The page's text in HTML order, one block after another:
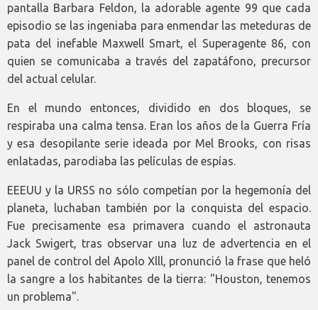
pantalla Barbara Feldon, la adorable agente 99 que cada
episodio se las ingeniaba para enmendar las meteduras de
pata del inefable Maxwell Smart, el Superagente 86, con
quien se comunicaba a través del zapatáfono, precursor
del actual celular.
En el mundo entonces, dividido en dos bloques, se
respiraba una calma tensa. Eran los años de la Guerra Fría
y esa desopilante serie ideada por Mel Brooks, con risas
enlatadas, parodiaba las películas de espías.
EEEUU y la URSS no sólo competían por la hegemonía del
planeta, luchaban también por la conquista del espacio.
Fue precisamente esa primavera cuando el astronauta
Jack Swigert, tras observar una luz de advertencia en el
panel de control del Apolo Xlll, pronunció la frase que heló
la sangre a los habitantes de la tierra: "Houston, tenemos
un problema".